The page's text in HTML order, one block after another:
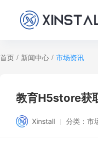
首页 / 新闻中心 / 市场资讯
教育H5store获
Xinstall 分类： 市